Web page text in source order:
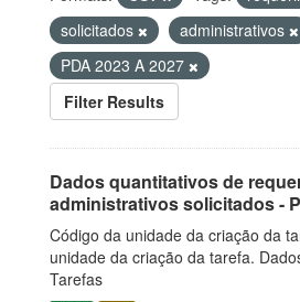
solicitados
administrativos
PDA 2023 A 2027
Filter Results
Dados quantitativos de
administrativos solicitados -
Código da unidade da criação da
unidade da criação da tarefa.
Tarefas